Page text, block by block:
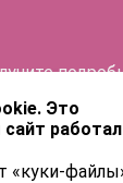
Это
работал
«куки-